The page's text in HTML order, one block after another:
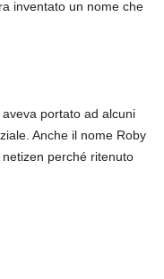
inventato un nome che
portato ad alcuni
Anche il nome Roby
perché ritenuto